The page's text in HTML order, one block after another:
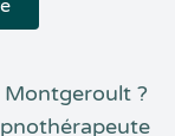
?